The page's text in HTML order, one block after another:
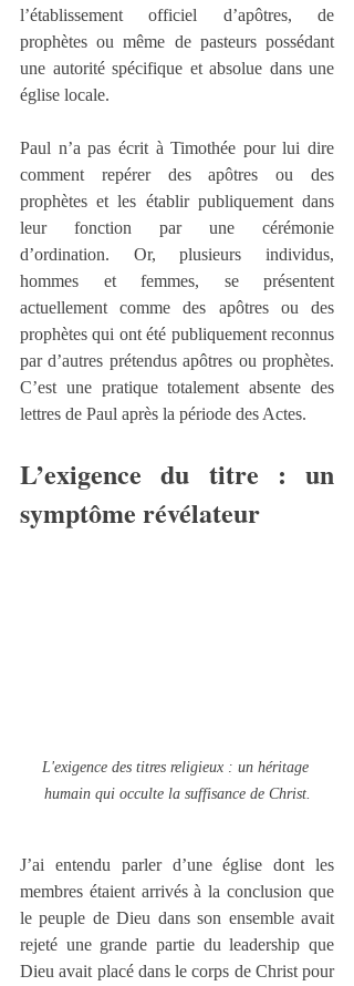
l’établissement officiel d’apôtres, de
prophètes ou même de pasteurs possédant
une autorité spécifique et absolue dans une
église locale.
Paul n’a pas écrit à Timothée pour lui dire
comment repérer des apôtres ou des
prophètes et les établir publiquement dans
leur fonction par une cérémonie
d’ordination. Or, plusieurs individus,
hommes et femmes, se présentent
actuellement comme des apôtres ou des
prophètes qui ont été publiquement reconnus
par d’autres prétendus apôtres ou prophètes.
C’est une pratique totalement absente des
lettres de Paul après la période des Actes.
L’exigence du titre : un
symptôme révélateur
L'exigence des titres religieux : un héritage
humain qui occulte la suffisance de Christ.
J’ai entendu parler d’une église dont les
membres étaient arrivés à la conclusion que
le peuple de Dieu dans son ensemble avait
rejeté une grande partie du leadership que
Dieu avait placé dans le corps de Christ pour